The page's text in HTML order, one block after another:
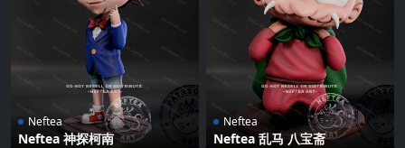
Neftea
Neftea 神探柯南
Neftea
Neftea 乱马 八宝斋